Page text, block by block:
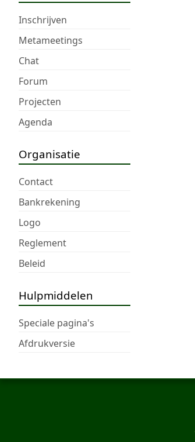
Inschrijven
Metameetings
Chat
Forum
Projecten
Agenda
Organisatie
Contact
Bankrekening
Logo
Reglement
Beleid
Hulpmiddelen
Speciale pagina's
Afdrukversie